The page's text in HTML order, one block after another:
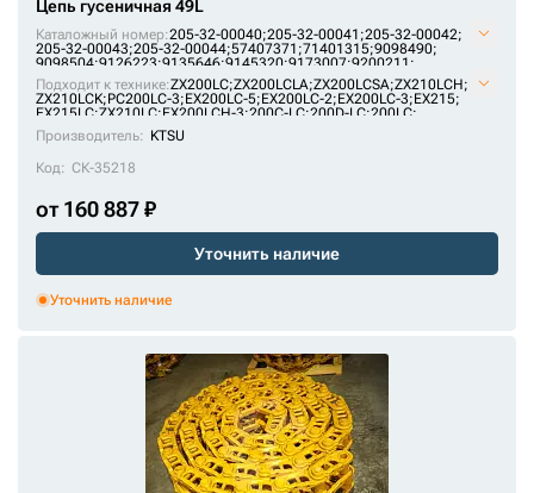
Цепь гусеничная 49L
Каталожный номер:205-32-00040;205-32-00041;205-32-00042;
205-32-00043;205-32-00044;57407371;71401315;9098490;
9098504;9126223;9135646;9145320;9173007;9200211;
AT214386;
E1569801M00049;F2242367;H2542312;JRA0417;
KM1170/49;KM64/49;P2242367F;P2542312H;SI718/49;
U10246/49;VE15690849;VKM1170/49HDV;X2442345;ZKI2242367
Подходит к технике:ZX200LC;ZX200LCLA;ZX200LCSA;ZX210LCH;
ZX210LCK;PC200LC-3;EX200LC-5;EX200LC-2;EX200LC-3;EX215;
EX215LC;ZX210LC;EX200LCH-3;200C-LC;200D-LC;200LC;
PC180LLC-3
MS230LC-3
Производитель: KTSU
Код: СК-35218
от 160 887 ₽
Уточнить наличие
Уточнить наличие